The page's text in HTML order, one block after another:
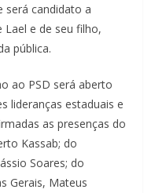
será candidato a
e de seu filho,
pública.
ao PSD será aberto
lideranças estaduais e
as presenças do
Kassab; do
Soares; do
Gerais, Mateus